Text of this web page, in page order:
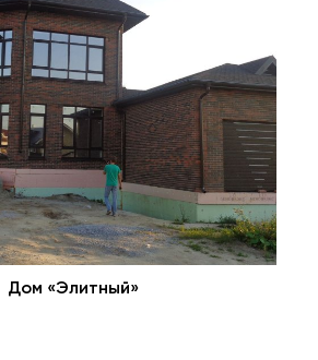
Дом «Элитный»